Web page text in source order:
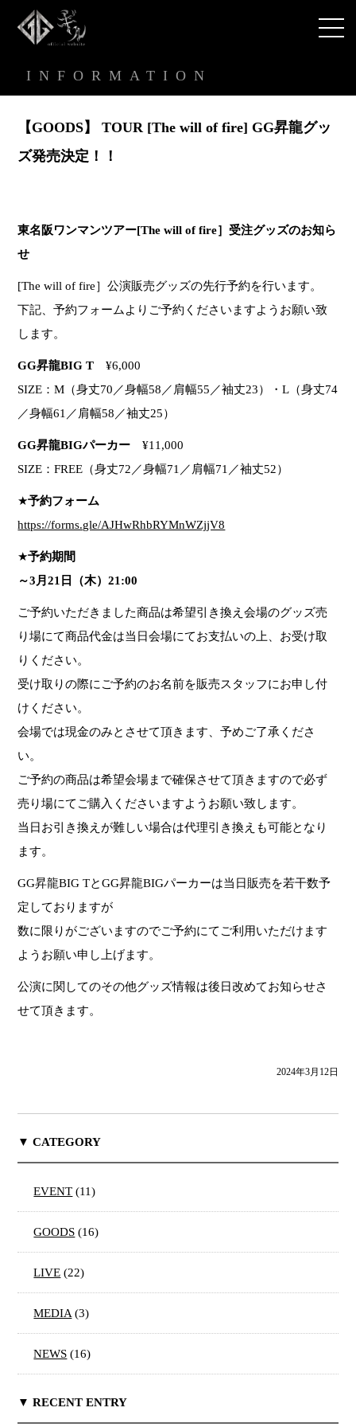
INFORMATION
【GOODS】 TOUR [The will of fire] GG昇龍グッ
ズ発売決定！！
東名阪ワンマンツアー[The will of fire］受注グッズのお知ら
せ
[The will of fire］公演販売グッズの先行予約を行います。
下記、予約フォームよりご予約くださいますようお願い致
します。
GG昇龍BIG T ¥6,000
SIZE：M（身丈70／身幅58／肩幅55／袖丈23）・L（身丈74
／身幅61／肩幅58／袖丈25）
GG昇龍BIGパーカー ¥11,000
SIZE：FREE（身丈72／身幅71／肩幅71／袖丈52）
★予約フォーム
https://forms.gle/AJHwRhbRYMnWZjjV8
★予約期間
～3月21日（木）21:00
ご予約いただきました商品は希望引き換え会場のグッズ売
り場にて商品代金は当日会場にてお支払いの上、お受け取
りください。
受け取りの際にご予約のお名前を販売スタッフにお申し付
けください。
会場では現金のみとさせて頂きます、予めご了承くださ
い。
ご予約の商品は希望会場まで確保させて頂きますので必ず
売り場にてご購入くださいますようお願い致します。
当日お引き換えが難しい場合は代理引き換えも可能となり
ます。
GG昇龍BIG TとGG昇龍BIGパーカーは当日販売を若干数予
定しておりますが
数に限りがございますのでご予約にてご利用いただけます
ようお願い申し上げます。
公演に関してのその他グッズ情報は後日改めてお知らせさ
せて頂きます。
2024年3月12日
▼ CATEGORY
EVENT (11)
GOODS (16)
LIVE (22)
MEDIA(3)
NEWS (16)
▼ RECENT ENTRY